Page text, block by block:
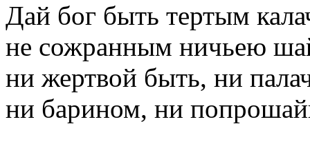
Дай бог быть тертым
не сожранным ничьею
ни жертвой быть, ни
ни барином, ни